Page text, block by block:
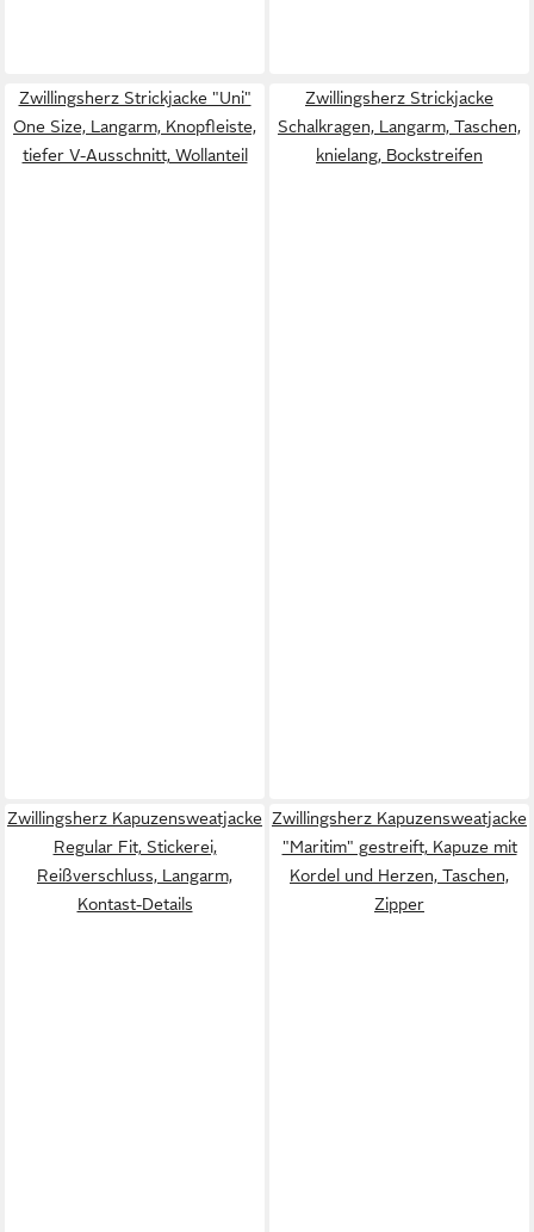
Zwillingsherz Strickjacke "Uni"
One Size, Langarm, Knopfleiste,
tiefer V-Ausschnitt, Wollanteil
Zwillingsherz Strickjacke
Schalkragen, Langarm, Taschen,
knielang, Bockstreifen
Zwillingsherz Kapuzensweatjacke
Regular Fit, Stickerei,
Reißverschluss, Langarm,
Kontast-Details
Zwillingsherz Kapuzensweatjacke
"Maritim" gestreift, Kapuze mit
Kordel und Herzen, Taschen,
Zipper